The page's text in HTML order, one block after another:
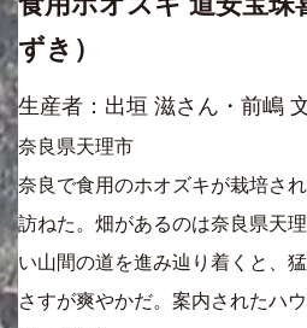
ずき）
生産者：出垣 滋さん・前嶋
奈良県天理市
奈良で食用のホオズキが栽培さ
訪ねた。畑があるのは奈良県天
い山間の道を進み辿り着くと、
さすが爽やかだ。案内されたハ